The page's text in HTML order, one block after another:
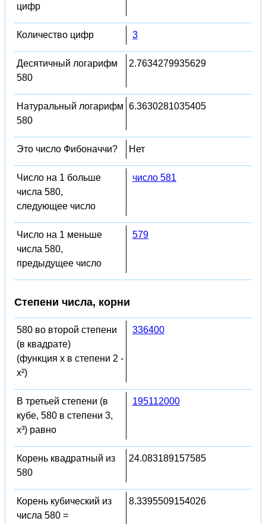
цифр
Количество цифр 3
Десятичный логарифм
580
2.7634279935629
Натуральный логарифм
580
6.3630281035405
Это число Фибоначчи? Нет
Число на 1 больше
числа 580,
следующее число
число 581
Число на 1 меньше
числа 580,
предыдущее число
579
Степени числа, корни
580 во второй степени
(в квадрате)
(функция x в степени 2 -
x²)
336400
В третьей степени (в
кубе, 580 в степени 3,
x³) равно
195112000
Корень квадратный из
580
24.083189157585
Корень кубический из
числа 580 =
8.3395509154026